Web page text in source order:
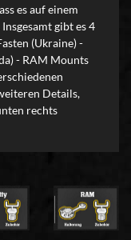
es auf einem
gibt es 4
(Ukraine) -
- RAM Mounts
Details,
rechts